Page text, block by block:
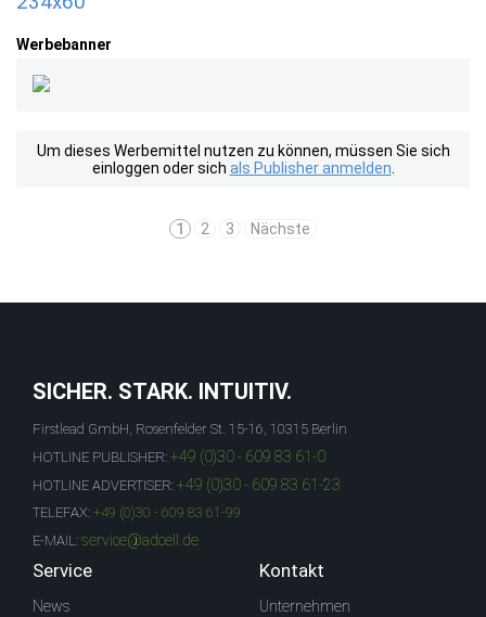
Werbebanner
Um dieses Werbemittel nutzen zu können, müssen Sie sich
einloggen oder sich als Publisher anmelden
1 2 3 Nächste
SICHER. STARK. INTUITIV.
Firstlead GmbH, Rosenfelder St. 15-16, 10315 Berlin
HOTLINE PUBLISHER: +49 (0)30 - 609 83 61-0
HOTLINE ADVERTISER: +49 (0)30 - 609 83 61-23
TELEFAX: +49 (0)30 - 609 83 61-99
E-MAIL: service@adcell.de
Service
News
Kontakt
Unternehmen